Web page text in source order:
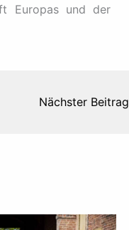
Europas und der
Nächster Beitrag